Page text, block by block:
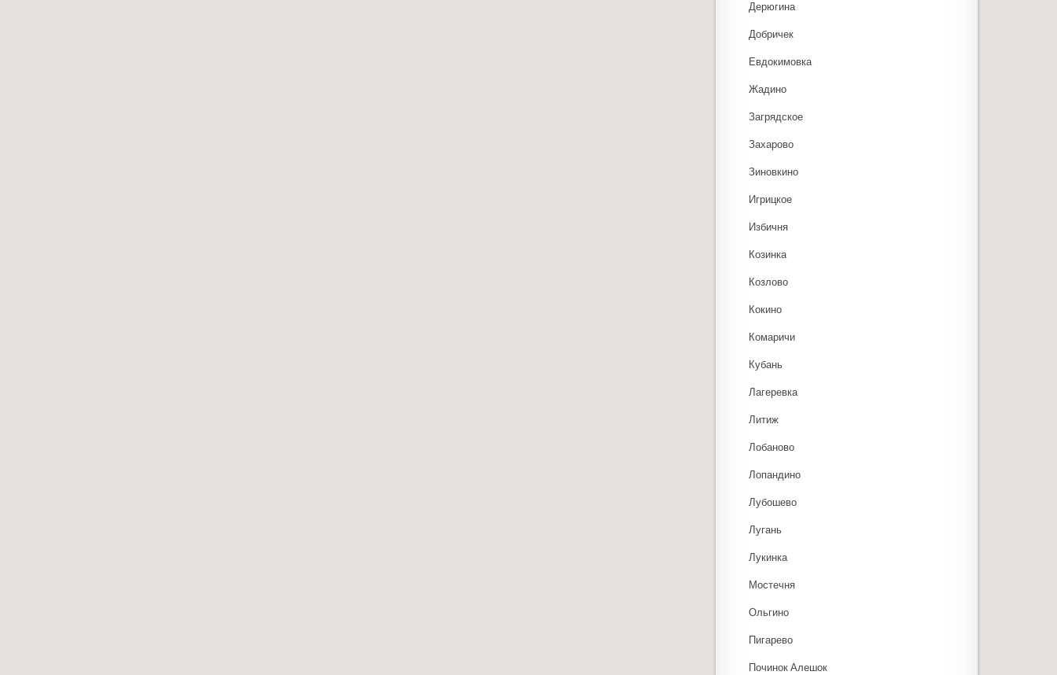
Дерюгина
Добричек
Евдокимовка
Жадино
Загрядское
Захарово
Зиновкино
Игрицкое
Избичня
Козинка
Козлово
Кокино
Комаричи
Кубань
Лагеревка
Литиж
Лобаново
Лопандино
Лубошево
Лугань
Лукинка
Мостечня
Ольгино
Пигарево
Починок Алешок